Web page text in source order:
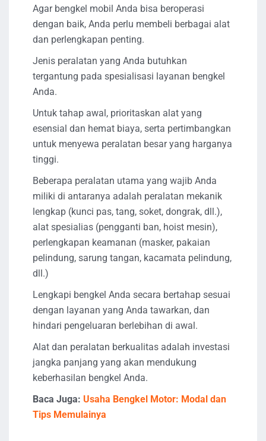
Agar bengkel mobil Anda bisa beroperasi
dengan baik, Anda perlu membeli berbagai alat
dan perlengkapan penting.
Jenis peralatan yang Anda butuhkan
tergantung pada spesialisasi layanan bengkel
Anda.
Untuk tahap awal, prioritaskan alat yang
esensial dan hemat biaya, serta pertimbangkan
untuk menyewa peralatan besar yang harganya
tinggi.
Beberapa peralatan utama yang wajib Anda
miliki di antaranya adalah peralatan mekanik
lengkap (kunci pas, tang, soket, dongrak, dll.),
alat spesialias (pengganti ban, hoist mesin),
perlengkapan keamanan (masker, pakaian
pelindung, sarung tangan, kacamata pelindung,
dll.)
Lengkapi bengkel Anda secara bertahap sesuai
dengan layanan yang Anda tawarkan, dan
hindari pengeluaran berlebihan di awal.
Alat dan peralatan berkualitas adalah investasi
jangka panjang yang akan mendukung
keberhasilan bengkel Anda.
Baca Juga: Usaha Bengkel Motor: Modal dan
Tips Memulainya